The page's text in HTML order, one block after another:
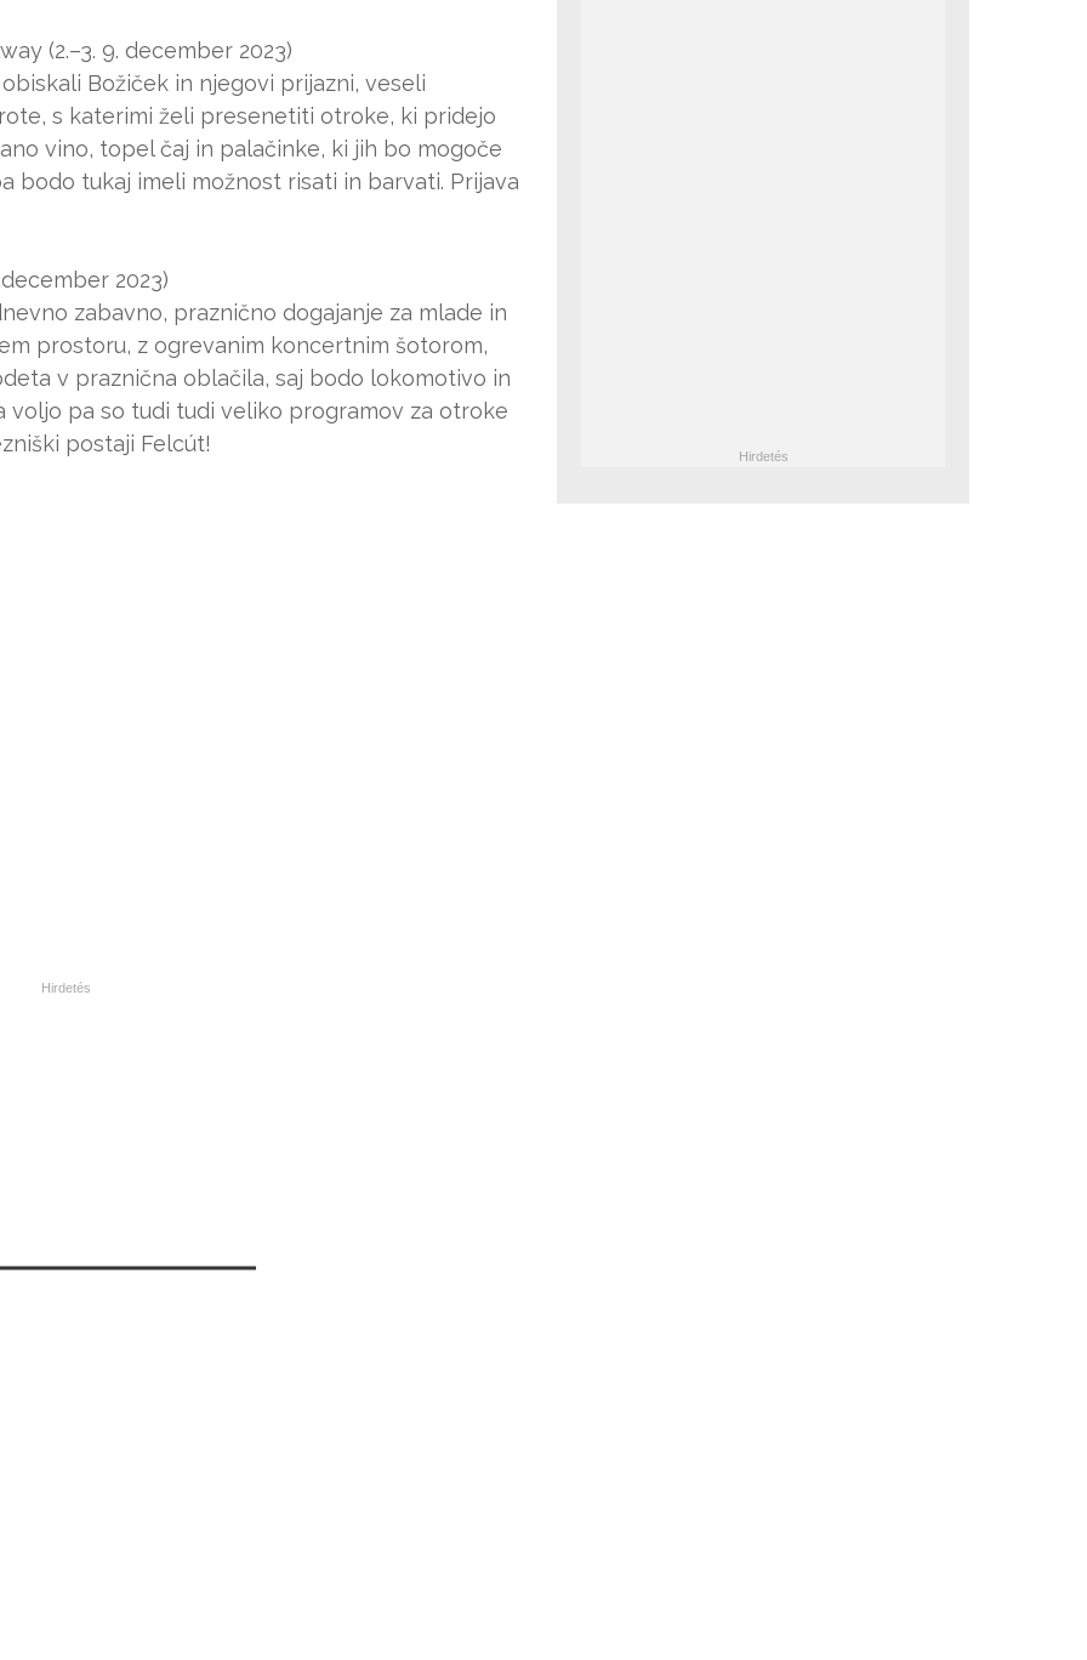
(2.–3. 9. december 2023)
Božiček in njegovi prijazni, veseli
s katerimi želi presenetiti otroke, ki pridejo
vino, topel čaj in palačinke, ki jih bo mogoče
bodo tukaj imeli možnost risati in barvati. Prijava
2023)
zabavno, praznično dogajanje za mlade in
prostoru, z ogrevanim koncertnim šotorom,
v praznična oblačila, saj bodo lokomotivo in
voljo pa so tudi tudi veliko programov za otroke
postaji Felcút!